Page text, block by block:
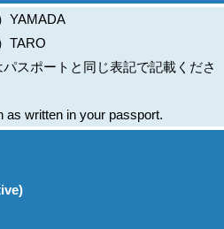
YAMADA
TARO
スポートと同じ表記で記載くださ
written in your passport.